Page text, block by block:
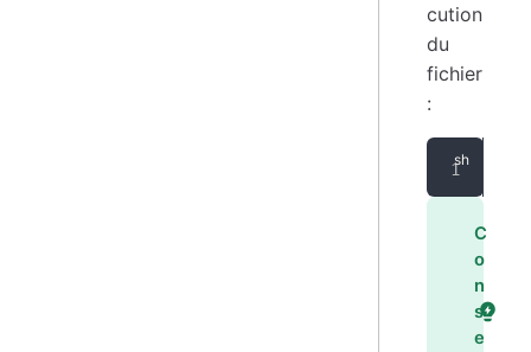
cution
du
fichier
:
C
o
n
s
e